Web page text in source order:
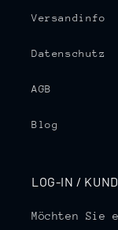
Versandinfo
Datenschutz
AGB
Blog
LOG-IN /
Möchten Sie